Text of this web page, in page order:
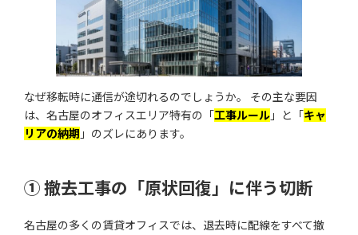
なぜ移転時に通信が途切れるのでしょうか。 その主な要因
は、名古屋のオフィスエリア特有の「工事ルール 」と「キャ
リアの納期 」のズレにあります。
① 撤去工事の「原状回復」に伴う切断
名古屋の多くの賃貸オフィスでは、退去時に配線をすべて撤